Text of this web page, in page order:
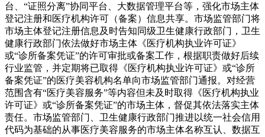
台、“证照分离”协同平台、大数据管理平台等，强化市场主体
登记注册和医疗机构许可（备案）信息共享。市场监管部门将
市场主体登记注册信息及时告知同级卫生健康行政部门，卫生
健康行政部门依法做好市场主体《医疗机构执业许可证》
或“诊所备案凭证”的许可审批或备案工作，根据职责做好后续
行业监管，并定期将已取得《医疗机构执业许可证》或“诊所
备案凭证”的医疗美容机构名单向市场监管部门通报。对经营
范围含有“医疗美容服务”等内容但未及时取得《医疗机构执业
许可证》或“诊所备案凭证”的市场主体，督促其依法落实主体
责任。市场监管部门、卫生健康行政部门推进以统一社会信用
代码为基础的从事医疗美容服务的市场主体名称互认、数据互